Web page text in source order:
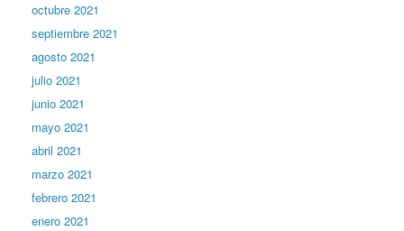
octubre 2021
septiembre 2021
agosto 2021
julio 2021
junio 2021
mayo 2021
abril 2021
marzo 2021
febrero 2021
enero 2021